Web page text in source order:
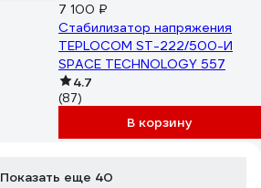
7 100 ₽
Стабилизатор напряжения
TEPLOCOM ST-222/500-И
SPACE TECHNOLOGY 557
4.7
(87)
В корзину
Показать еще 40